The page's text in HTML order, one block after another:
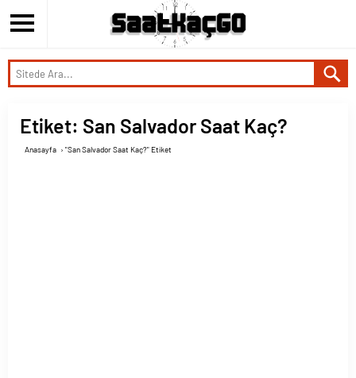
Etiket: San Salvador Saat Kaç?
Anasayfa › "San Salvador Saat Kaç?" Etiket